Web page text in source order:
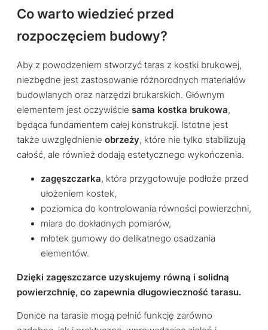
Co warto wiedzieć przed
rozpoczęciem budowy?
Aby z powodzeniem stworzyć taras z kostki brukowej,
niezbędne jest zastosowanie różnorodnych materiałów
budowlanych oraz narzędzi brukarskich. Głównym
elementem jest oczywiście sama kostka brukowa,
będąca fundamentem całej konstrukcji. Istotne jest
także uwzględnienie obrzeży, które nie tylko stabilizują
całość, ale również dodają estetycznego wykończenia.
zagęszczarka, która przygotowuje podłoże przed
ułożeniem kostek,
poziomica do kontrolowania równości powierzchni,
miara do dokładnych pomiarów,
młotek gumowy do delikatnego osadzania
elementów.
Dzięki zagęszczarce uzyskujemy równą i solidną
powierzchnię, co zapewnia długowieczność tarasu.
Donice na tarasie mogą pełnić funkcję zarówno